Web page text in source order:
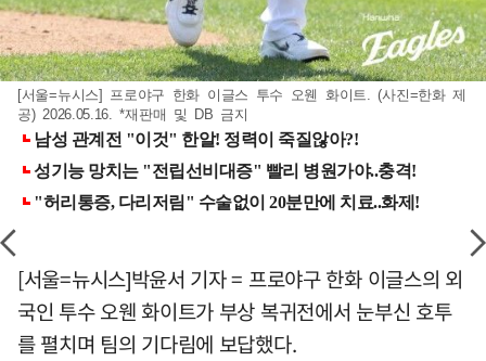
[서울=뉴시스] 프로야구 한화 이글스 투수 오웬 화이트. (사진=한화 제
공) 2026.05.16. *재판매 및 DB 금지
[서울=뉴시스]박윤서 기자 = 프로야구 한화 이글스의 외
국인 투수 오웬 화이트가 부상 복귀전에서 눈부신 호투
를 펼치며 팀의 기다림에 보답했다.